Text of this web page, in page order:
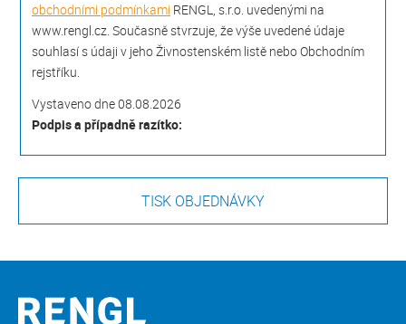
obchodními podmínkami RENGL, s.r.o. uvedenými na
www.rengl.cz. Současně stvrzuje, že výše uvedené údaje
souhlasí s údaji v jeho Živnostenském listě nebo Obchodním
rejstříku.
Vystaveno dne 08.08.2026
Podpis a případně razítko: